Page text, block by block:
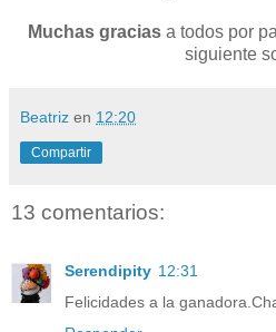
Muchas gracias a todos por
siguiente
Beatriz en 12:20
Compartir
13 comentarios:
Serendipity 12:31
Felicidades a la